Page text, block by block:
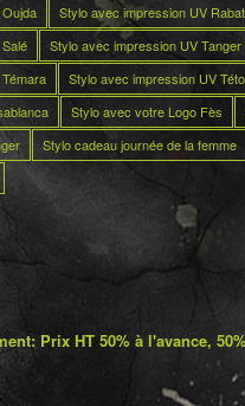
Stylo avec impression UV Rabat
Stylo avec impression UV Tanger
Stylo avec impression UV
Stylo avec votre Logo Fès
Stylo cadeau journée de la femme
Prix HT 50% à l'avance,